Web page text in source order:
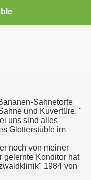
Sahnetorte
und Kuvertüre. "
uns sind alles
Glotterstüble im
noch von meiner
gelernte Konditor hat
1984 von